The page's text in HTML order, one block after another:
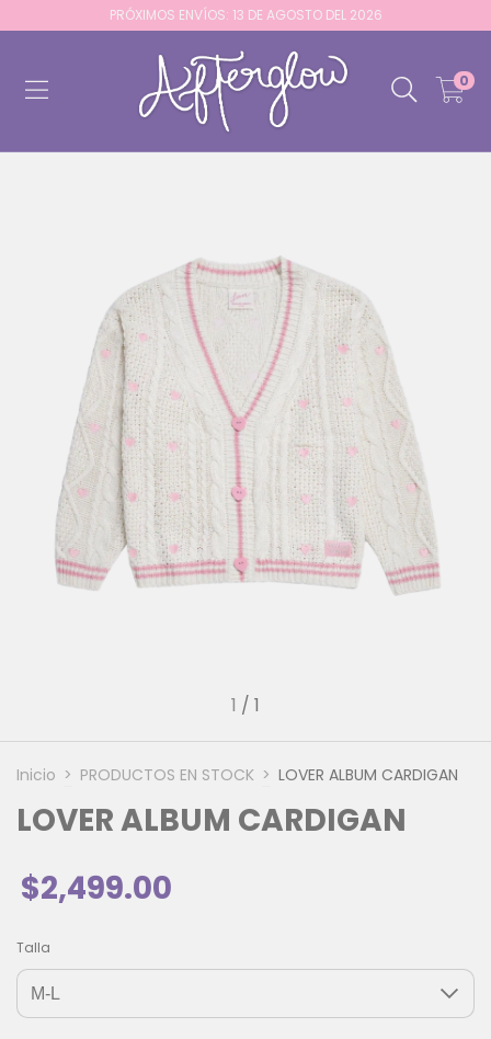
PRÓXIMOS ENVÍOS: 13 DE AGOSTO DEL 2026
0
1 / 1
Inicio > PRODUCTOS EN STOCK > LOVER ALBUM CARDIGAN
LOVER ALBUM CARDIGAN
$2,499.00
Talla